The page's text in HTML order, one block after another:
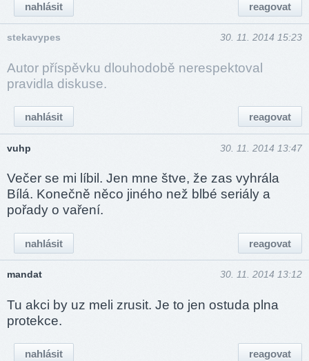
reagovat
nahlásit
stekavypes 30. 11. 2014 15:23
Autor příspěvku dlouhodobě nerespektoval
pravidla diskuse.
reagovat
nahlásit
vuhp 30. 11. 2014 13:47
Večer se mi líbil. Jen mne štve, že zas vyhrála
Bílá. Konečně něco jiného než blbé seriály a
pořady o vaření.
reagovat
nahlásit
mandat 30. 11. 2014 13:12
Tu akci by uz meli zrusit. Je to jen ostuda plna
protekce.
reagovat
nahlásit